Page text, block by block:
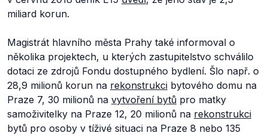
miliard korun.
Magistrát hlavního města Prahy také informoval o
několika projektech, u kterých zastupitelstvo schválilo
dotaci ze zdrojů Fondu dostupného bydlení. Šlo např. o
28,9 milionů korun na rekonstrukci bytového domu na
Praze 7, 30 milionů na vytvoření bytů pro matky
samoživitelky na Praze 12, 20 milionů na rekonstrukci
bytů pro osoby v tíživé situaci na Praze 8 nebo 135